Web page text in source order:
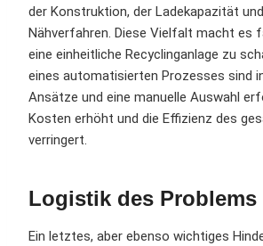
der Konstruktion, der Ladekapazität
Nähverfahren. Diese Vielfalt macht es
eine einheitliche Recyclinganlage zu
eines automatisierten Prozesses sind
Ansätze und eine manuelle Auswahl
Kosten erhöht und die Effizienz des
verringert.
Logistik des Problems
Ein letztes, aber ebenso wichtiges